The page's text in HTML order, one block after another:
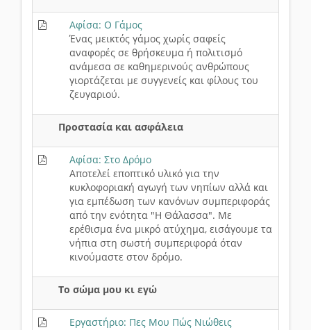
Αφίσα: Ο Γάμος
Ένας μεικτός γάμος χωρίς σαφείς
αναφορές σε θρήσκευμα ή πολιτισμό
ανάμεσα σε καθημερινούς ανθρώπους
γιορτάζεται με συγγενείς και φίλους του
ζευγαριού.
Προστασία και ασφάλεια
Αφίσα: Στο Δρόμο
Αποτελεί εποπτικό υλικό για την
κυκλοφοριακή αγωγή των νηπίων αλλά και
για εμπέδωση των κανόνων συμπεριφοράς
από την ενότητα "Η Θάλασσα". Με
ερέθισμα ένα μικρό ατύχημα, εισάγουμε τα
νήπια στη σωστή συμπεριφορά όταν
κινούμαστε στον δρόμο.
Το σώμα μου κι εγώ
Εργαστήριο: Πες Μου Πώς Νιώθεις